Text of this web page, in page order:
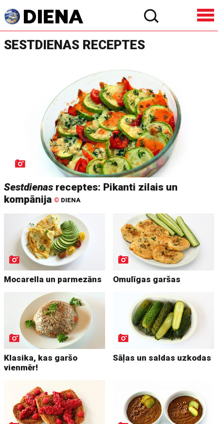
SESTDIENAS RECEPTES
Sestdienas receptes: Pikanti zilais un
kompānija © DIENA
Mocarella un parmezāns Omulīgas garšas
Klasika, kas garšo
vienmēr!
Sāļas un saldas uzkodas